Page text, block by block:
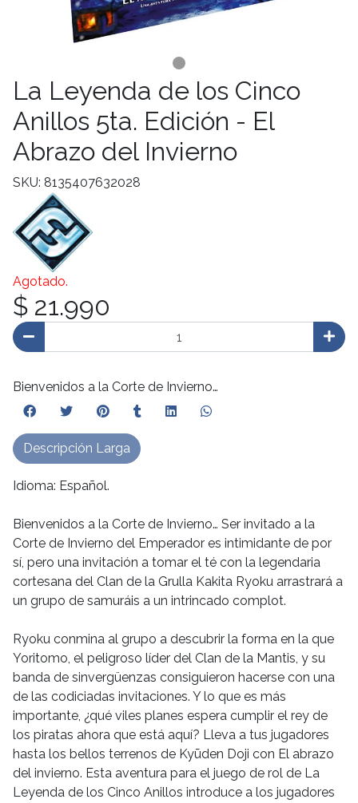
La Leyenda de los Cinco
Anillos 5ta. Edición - El
Abrazo del Invierno
SKU: 8135407632028
Agotado.
$ 21.990
Bienvenidos a la Corte de Invierno…
Idioma: Español.
Bienvenidos a la Corte de Invierno… Ser invitado a la
Corte de Invierno del Emperador es intimidante de por
sí, pero una invitación a tomar el té con la legendaria
cortesana del Clan de la Grulla Kakita Ryoku arrastrará a
un grupo de samuráis a un intrincado complot.
Ryoku conmina al grupo a descubrir la forma en la que
Yoritomo, el peligroso líder del Clan de la Mantis, y su
banda de sinvergüenzas consiguieron hacerse con una
de las codiciadas invitaciones. Y lo que es más
importante, ¿qué viles planes espera cumplir el rey de
los piratas ahora que está aquí? Lleva a tus jugadores
hasta los bellos terrenos de Kyūden Doji con El abrazo
del invierno. Esta aventura para el juego de rol de La
Leyenda de los Cinco Anillos introduce a los jugadores
Descripción Larga